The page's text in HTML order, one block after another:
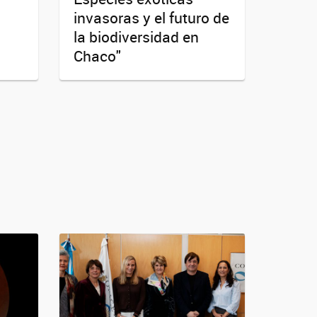
invasoras y el futuro de
la biodiversidad en
Chaco"